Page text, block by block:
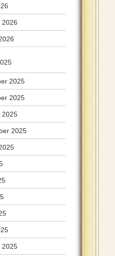
2026
2025
2025
2025
2025
2025